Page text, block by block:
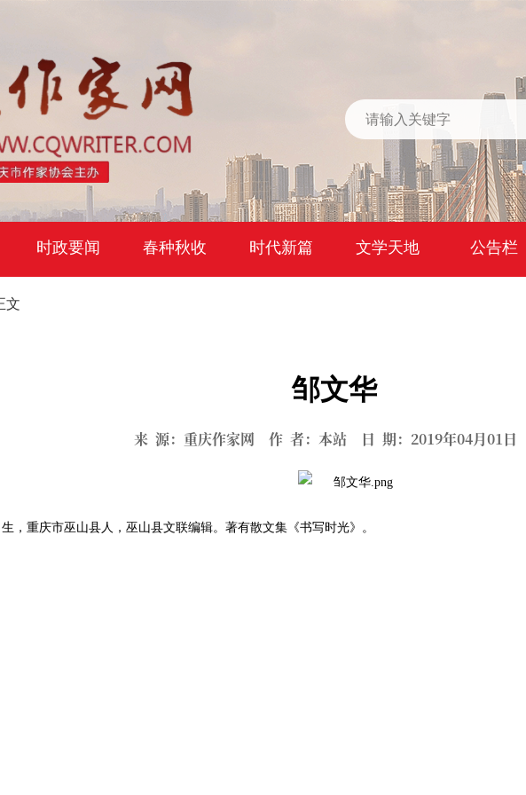
时政要闻 春种秋收 时代新篇 文学天地 公告栏
文
邹文华
来 源：重庆作家网 作 者：本站 日 期：2019年04月01日
，重庆市巫山县人，巫山县文联编辑。著有散文集《书写时光》。